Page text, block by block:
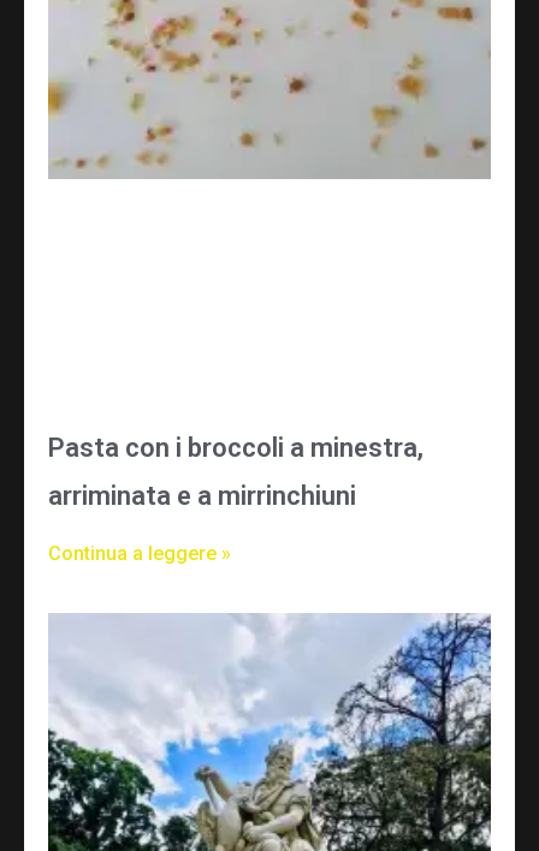
Pasta con i broccoli a minestra,
arriminata e a mirrinchiuni
Continua a leggere »